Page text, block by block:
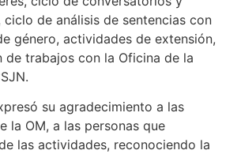
ciclo de análisis de sentencias con
género, actividades de extensión,
de trabajos con la Oficina de la
su agradecimiento a las
la OM, a las personas que
las actividades, reconociendo la